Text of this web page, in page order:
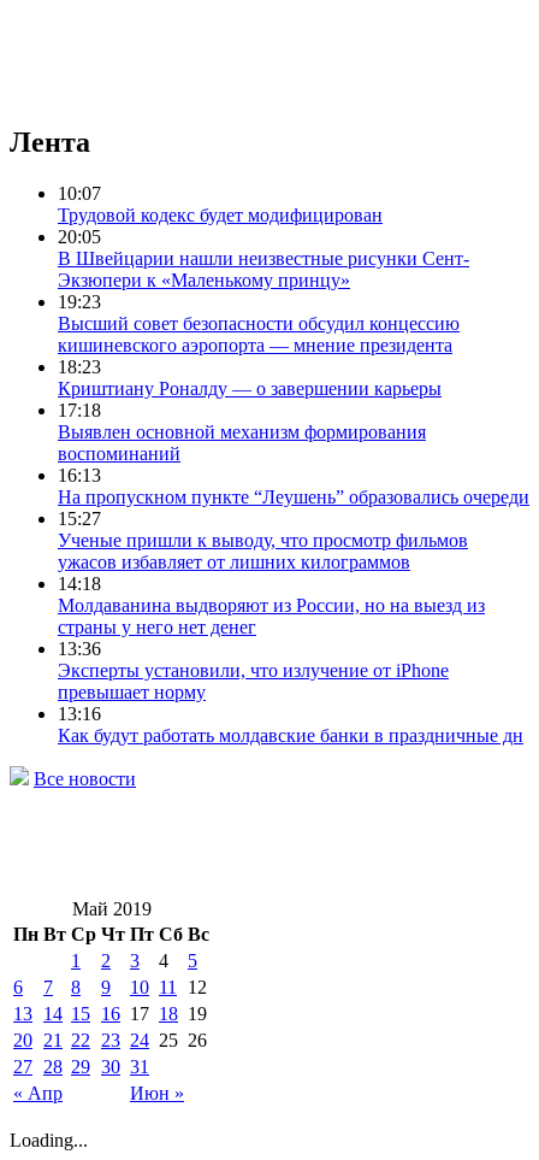
Лента
10:07
Трудовой кодекс будет модифицирован
20:05
В Швейцарии нашли неизвестные рисунки Сент-
Экзюпери к «Маленькому принцу»
19:23
Высший совет безопасности обсудил концессию
кишиневского аэропорта — мнение президента
18:23
Криштиану Роналду — о завершении карьеры
17:18
Выявлен основной механизм формирования
воспоминаний
16:13
На пропускном пункте “Леушень” образовались очереди
15:27
Ученые пришли к выводу, что просмотр фильмов
ужасов избавляет от лишних килограммов
14:18
Молдаванина выдворяют из России, но на выезд из
страны у него нет денег
13:36
Эксперты установили, что излучение от iPhone
превышает норму
13:16
Как будут работать молдавские банки в праздничные дн
Все новости
Май 2019
Пн Вт Ср Чт Пт Сб Вс
« Апр Июн »
1 2 3 4
5
6
7 8 9 10 11
12
13 14 15 16 17 18 19
20 21 22 23 24 25 26
27 28 29 30 31
Loading...